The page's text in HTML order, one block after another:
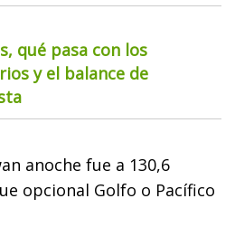
qué pasa con los
y el balance de
anoche fue a 130,6
opcional Golfo o Pacífico